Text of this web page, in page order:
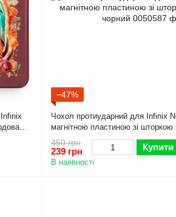
−47%
Чохол протиударний для Infinix
магнітною пластиною зі шторкою
450 грн
239 грн Купити
В наявності